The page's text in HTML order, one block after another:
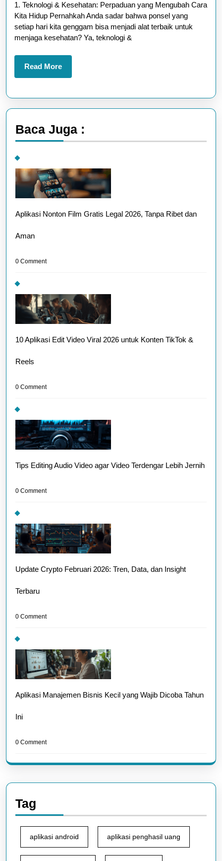
Hidup
Sehat
Anda
1. Teknologi & Kesehatan: Perpaduan yang Mengubah Cara
Kita Hidup Pernahkah Anda sadar bahwa ponsel yang
setiap hari kita genggam bisa menjadi alat terbaik untuk
menjaga kesehatan? Ya, teknologi &
Read MoreRead
More
Baca Juga :
Aplikasi Nonton Film Gratis Legal 2026, Tanpa Ribet dan
Aman
0 Comment
10 Aplikasi Edit Video Viral 2026 untuk Konten TikTok &
Reels
0 Comment
Tips Editing Audio Video agar Video Terdengar Lebih Jernih
0 Comment
Update Crypto Februari 2026: Tren, Data, dan Insight
Terbaru
0 Comment
Aplikasi Manajemen Bisnis Kecil yang Wajib Dicoba Tahun
Ini
0 Comment
Tag
aplikasi android aplikasi penghasil uang